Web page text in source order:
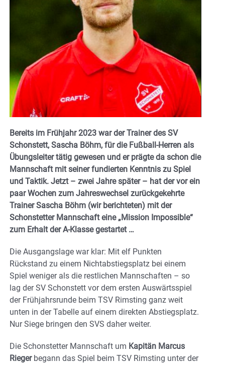
Bereits im Frühjahr 2023 war der Trainer des SV
Schonstett, Sascha Böhm, für die Fußball-Herren als
Übungsleiter tätig gewesen und er prägte da schon die
Mannschaft mit seiner fundierten Kenntnis zu Spiel
und Taktik. Jetzt – zwei Jahre später – hat der vor ein
paar Wochen zum Jahreswechsel zurückgekehrte
Trainer Sascha Böhm (wir berichteten) mit der
Schonstetter Mannschaft eine „Mission Impossible“
zum Erhalt der A-Klasse gestartet …
Die Ausgangslage war klar: Mit elf Punkten
Rückstand zu einem Nichtabstiegsplatz bei einem
Spiel weniger als die restlichen Mannschaften – so
lag der SV Schonstett vor dem ersten Auswärtsspiel
der Frühjahrsrunde beim TSV Rimsting ganz weit
unten in der Tabelle auf einem direkten Abstiegsplatz.
Nur Siege bringen den SVS daher weiter.
Die Schonstetter Mannschaft um Kapitän Marcus
Riegerbegann das Spiel beim TSV Rimsting unter der